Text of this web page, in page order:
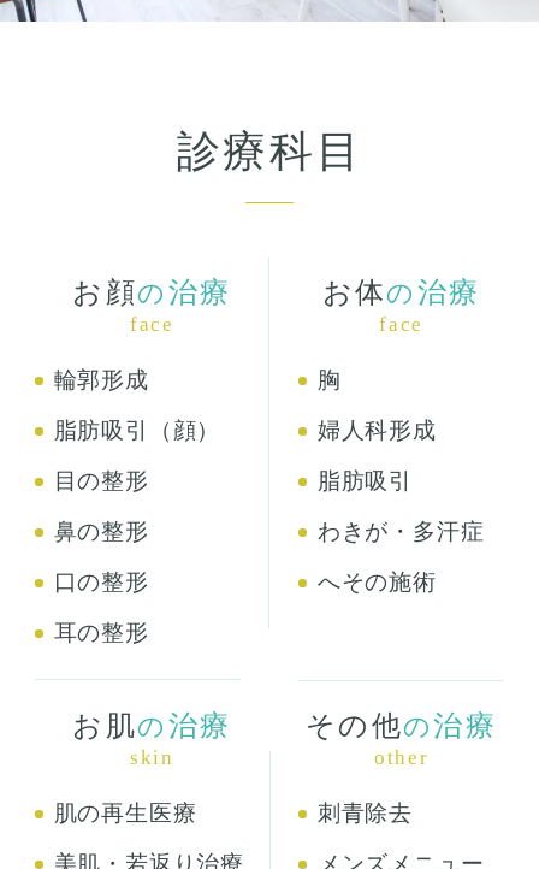
診療科目
お顔の 治療
face
輪郭形成
脂肪吸引（顔）
目の整形
鼻の整形
口の整形
耳の整形
お体の 治療
face
胸
婦人科形成
脂肪吸引
わきが・多汗症
へその施術
お肌の 治療
skin
肌の再生医療
その他の治療
other
刺青除去